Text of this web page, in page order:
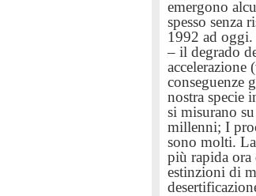
emergono
spesso senza
1992 ad oggi.
– il degrado
accelerazione
conseguenze
nostra specie
si misurano
millenni; I
sono molti.
più rapida ora
estinzioni di